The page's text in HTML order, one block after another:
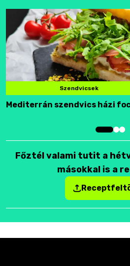
Szendvicsek
Mediterrán szendvics házi
Főztél valami tutit a
másokkal is a